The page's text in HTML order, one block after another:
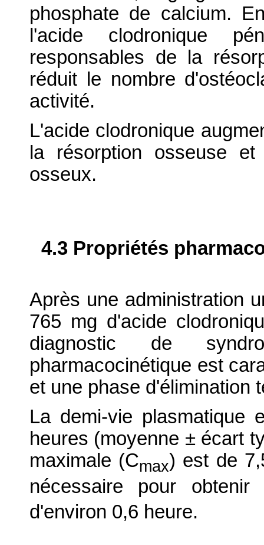
phosphate de calcium.
l'acide clodronique
responsables de la
réduit le nombre
activité.
L'acide clodronique
la résorption osseuse
osseux.
4.3 Propriétés
Après une administration
765 mg d'acide
diagnostic de
pharmacocinétique est
et une phase d'élimination
La demi-vie plasmatique
heures (moyenne ± écart
maximale (Cmax) est de
nécessaire pour
d'environ 0,6 heure.